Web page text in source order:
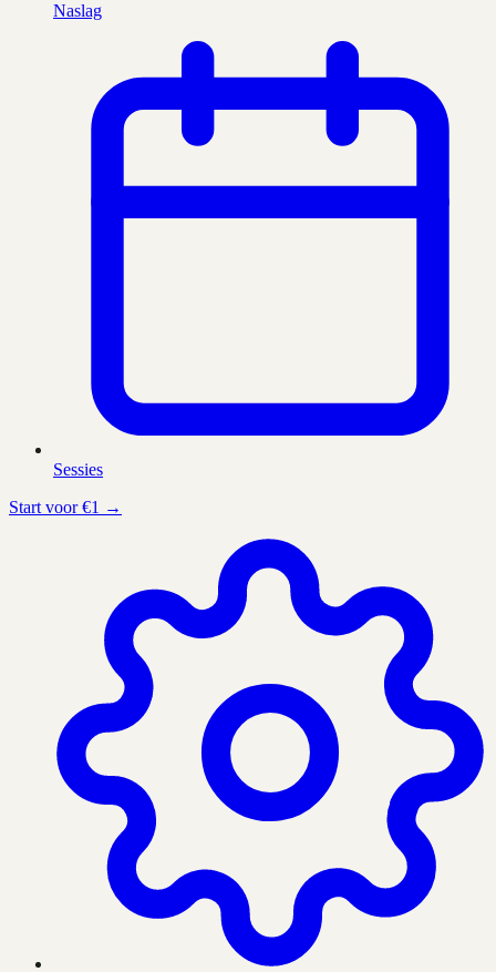
Naslag
Sessies
Start voor €1 →